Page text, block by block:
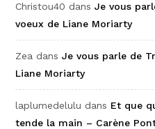
Christou40 dans Je vous
voeux de Liane Moriarty
Zea dans Je vous parle de
Liane Moriarty
laplumedelulu dans Et que
tende la main – Carène